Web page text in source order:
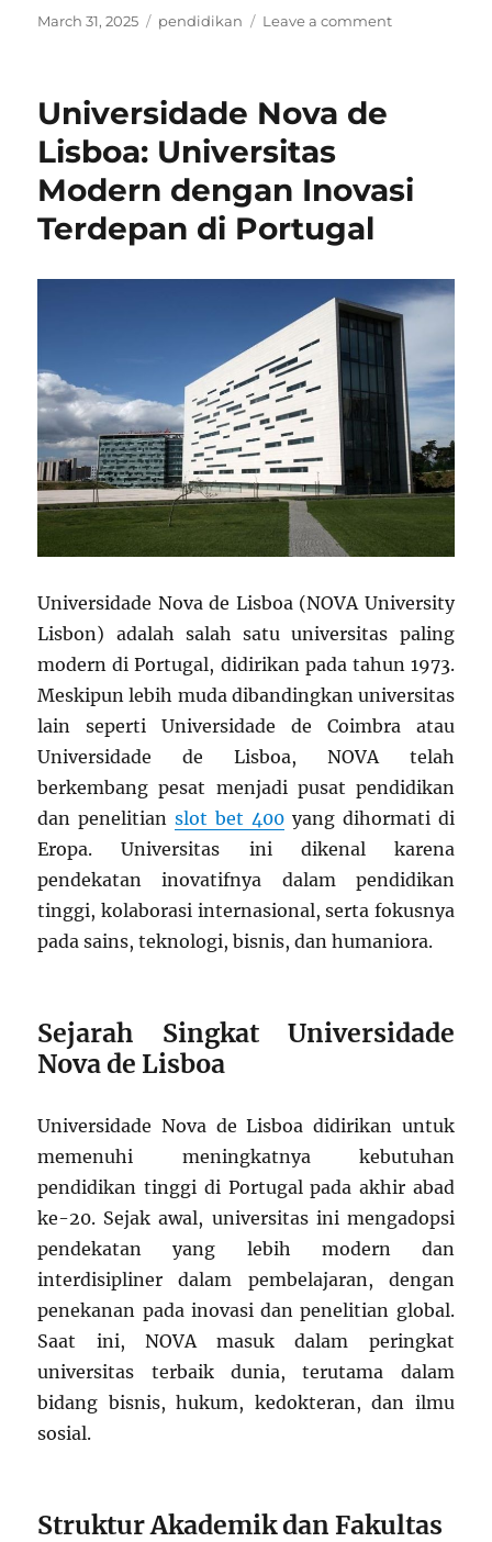
Posted
March 31, 2025 Categories
pendidikan Leave a commenton
Literasi
Keuangan
Universidade Nova de
Lisboa: Universitas
Modern dengan Inovasi
Terdepan di Portugal
Universidade Nova de Lisboa (NOVA University
Lisbon) adalah salah satu universitas paling
modern di Portugal, didirikan pada tahun 1973.
Meskipun lebih muda dibandingkan universitas
lain seperti Universidade de Coimbra atau
Universidade de Lisboa, NOVA telah
berkembang pesat menjadi pusat pendidikan
dan penelitianslot bet 400yang dihormati di
Eropa. Universitas ini dikenal karena
pendekatan inovatifnya dalam pendidikan
tinggi, kolaborasi internasional, serta fokusnya
pada sains, teknologi, bisnis, dan humaniora.
Sejarah Singkat Universidade
Nova de Lisboa
Universidade Nova de Lisboa didirikan untuk
memenuhi meningkatnya kebutuhan
pendidikan tinggi di Portugal pada akhir abad
ke-20. Sejak awal, universitas ini mengadopsi
pendekatan yang lebih modern dan
interdisipliner dalam pembelajaran, dengan
penekanan pada inovasi dan penelitian global.
Saat ini, NOVA masuk dalam peringkat
universitas terbaik dunia, terutama dalam
bidang bisnis, hukum, kedokteran, dan ilmu
sosial.
Struktur Akademik dan Fakultas